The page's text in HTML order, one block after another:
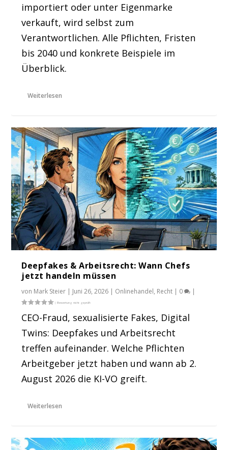
importiert oder unter Eigenmarke
verkauft, wird selbst zum
Verantwortlichen. Alle Pflichten, Fristen
bis 2040 und konkrete Beispiele im
Überblick.
Weiterlesen
Deepfakes & Arbeitsrecht: Wann Chefs
jetzt handeln müssen
von Mark Steier | Juni 26, 2026 | Onlinehandel, Recht | 0 |
CEO-Fraud, sexualisierte Fakes, Digital
Twins: Deepfakes und Arbeitsrecht
treffen aufeinander. Welche Pflichten
Arbeitgeber jetzt haben und wann ab 2.
August 2026 die KI-VO greift.
Weiterlesen